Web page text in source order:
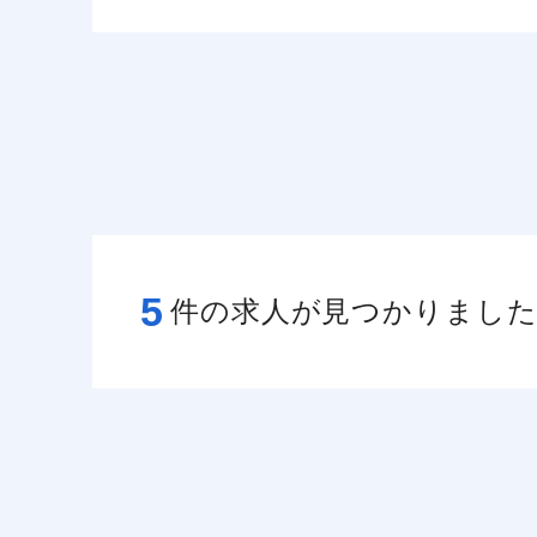
5 件の求人が見つかりました